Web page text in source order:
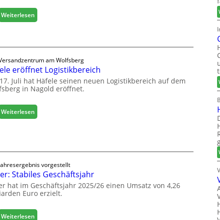
s
e
c
h
r
ö
r
e
t
Z
n
t
Weiterlesen:
M
h
i
n
e
b
a
g
i
t
a
l
s
am Wolfsberg
eröffnet Logistikbereich
Juli hat Häfele seinen neuen Logistikbereich auf dem
in Nagold eröffnet.
Weiterlesen:
H
e
e
r
ö
vorgestellt
Stabiles Geschäftsjahr
hat im Geschäftsjahr 2025/26 einen Umsatz von 4,26
Euro erzielt.
Weiterlesen: